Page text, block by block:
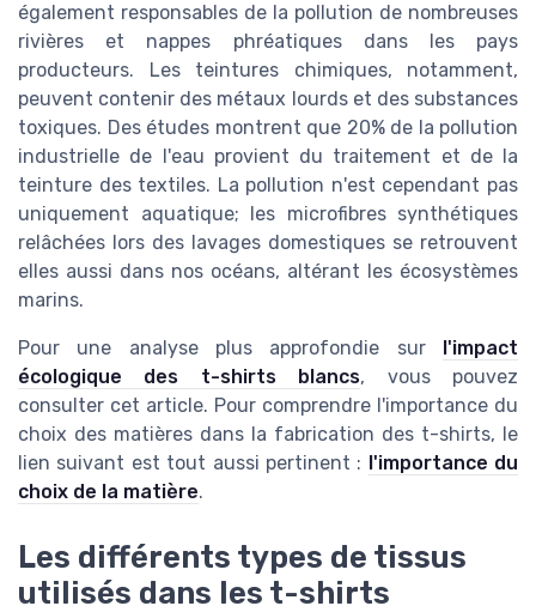
également responsables de la pollution de nombreuses
rivières et nappes phréatiques dans les pays
producteurs. Les teintures chimiques, notamment,
peuvent contenir des métaux lourds et des substances
toxiques. Des études montrent que 20% de la pollution
industrielle de l'eau provient du traitement et de la
teinture des textiles. La pollution n'est cependant pas
uniquement aquatique; les microfibres synthétiques
relâchées lors des lavages domestiques se retrouvent
elles aussi dans nos océans, altérant les écosystèmes
marins.
Pour une analyse plus approfondie sur
l'impact
écologique des t-shirts blancs, vous pouvez
consulter cet article. Pour comprendre l'importance du
choix des matières dans la fabrication des t-shirts, le
lien suivant est tout aussi pertinent : l'importance du
choix de la matière.
Les différents types de tissus
utilisés dans les t-shirts